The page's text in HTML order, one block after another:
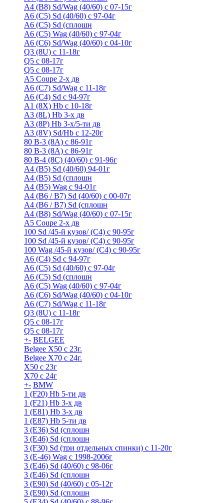
A4 (B8) Sd/Wag (40/60) с 07-15г
A6 (С5) Sd (40/60) с 97-04г
A6 (С5) Sd (сплошн
A6 (С5) Wag (40/60) с 97-04г
A6 (С6) Sd/Wag (40/60) c 04-10г
Q3 (8U) с 11-18г
Q5 с 08-17г
Q5 с 08-17г
А5 Coupe 2-х дв
А6 (C7) Sd/Wag с 11-18г
А6 (С4) Sd с 94-97г
A1 (8X) Hb с 10-18г
A3 (8L) Hb 3-х дв
A3 (8P) Hb 3-х/5-ти дв
A3 (8V) Sd/Hb c 12-20г
80 B-3 (8A) с 86-91г
80 В-3 (8А) с 86-91г
80 B-4 (8С) (40/60) с 91-96г
A4 (B5) Sd (40/60) 94-01г
A4 (B5) Sd (сплошн
A4 (B5) Wag с 94-01г
A4 (B6 / B7) Sd (40/60) с 00-07г
A4 (B6 / B7) Sd (сплошн
A4 (B8) Sd/Wag (40/60) с 07-15г
А5 Coupe 2-х дв
100 Sd /45-й кузов/ (С4) с 90-95г
100 Sd /45-й кузов/ (С4) с 90-95г
100 Wag /45-й кузов/ (С4) с 90-95г
А6 (С4) Sd с 94-97г
A6 (С5) Sd (40/60) с 97-04г
A6 (С5) Sd (сплошн
A6 (С5) Wag (40/60) с 97-04г
A6 (С6) Sd/Wag (40/60) c 04-10г
А6 (C7) Sd/Wag с 11-18г
Q3 (8U) с 11-18г
Q5 с 08-17г
Q5 с 08-17г
+- BELGEE
Belgee X50 с 23г.
Belgee X70 с 24г.
X50 с 23г
X70 с 24г
+- BMW
1 (F20) Hb 5-ти дв
1 (F21) Hb 3-х дв
1 (Е81) Hb 3-х дв
1 (Е87) Hb 5-ти дв
3 (E36) Sd (сплошн
3 (E46) Sd (сплошн
3 (F30) Sd (три отдельных спинки) с 11-20г
3 (Е-46) Wag с 1998-2006г
3 (Е46) Sd (40/60) с 98-06г
3 (Е46) Sd (сплошн
3 (Е90) Sd (40/60) с 05-12г
3 (Е90) Sd (сплошн